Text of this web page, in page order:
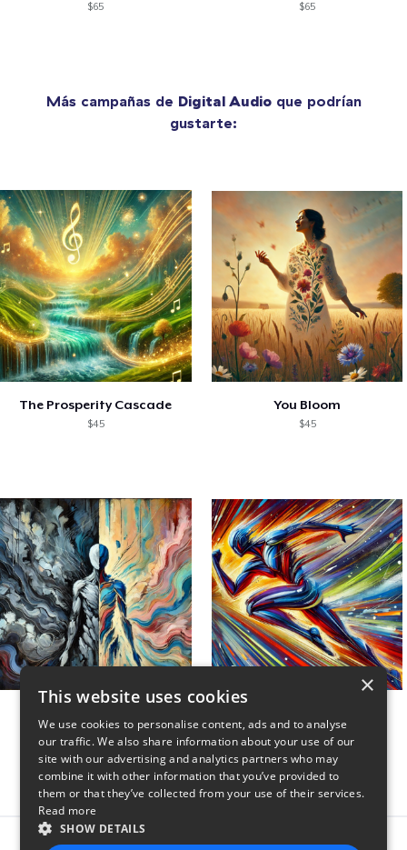
$65 $65
Más campañas de Digital Audioque podrían
gustarte:
The Prosperity Cascade
$45
You Bloom
$45
Report this product
×
This website uses cookies
We use cookies to personalise content, ads and to analyse
our traffic. We also share information about your use of our
site with our advertising and analytics partners who may
combine it with other information that you’ve provided to
them or that they’ve collected from your use of their services.
Read more
SHOW DETAILS